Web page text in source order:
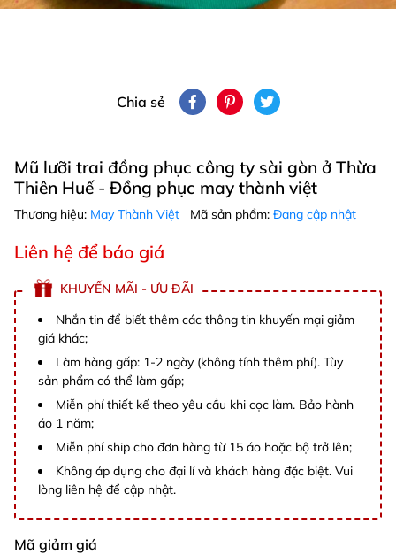
Chia sẻ
Mũ lưỡi trai đồng phục công ty sài gòn ở Thừa
Thiên Huế - Đồng phục may thành việt
Thương hiệu: May Thành Việt Mã sản phẩm: Đang cập nhật
Liên hệ để báo giá
KHUYẾN MÃI - ƯU ĐÃI
Nhắn tin để biết thêm các thông tin khuyến mại giảm
giá khác;
Làm hàng gấp: 1-2 ngày (không tính thêm phí). Tùy
sản phẩm có thể làm gấp;
Miễn phí thiết kế theo yêu cầu khi cọc làm. Bảo hành
áo 1 năm;
Miễn phí ship cho đơn hàng từ 15 áo hoặc bộ trở lên;
Không áp dụng cho đại lí và khách hàng đặc biệt. Vui
lòng liên hệ để cập nhật.
Mã giảm giá